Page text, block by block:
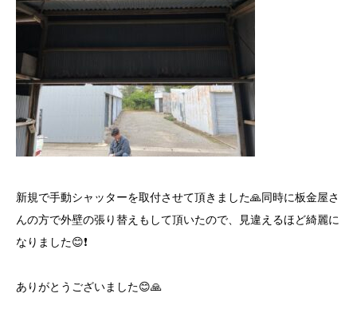
新規で手動シャッターを取付させて頂きました🙏同時に板金屋さ
んの方で外壁の張り替えもして頂いたので、見違えるほど綺麗に
なりました😊❗️
ありがとうございました😊🙏